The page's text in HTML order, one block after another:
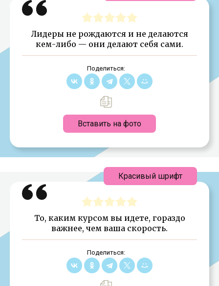
Лидеры не рождаются и не делаются
кем-либо — они делают себя сами.
Поделиться:
Вставить на фото
То, каким курсом вы идете, гораздо
важнее, чем ваша скорость.
Поделиться:
Красивый шрифт